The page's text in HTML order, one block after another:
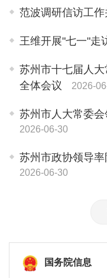
革命工作，期颐之年仍
范波调研信访工
王维开展"七一"走
苏州市十七届人
全体会议
2026-
苏州市人大常委
2026-06-30
苏州市政协领导
2026-06-30
国务院信息